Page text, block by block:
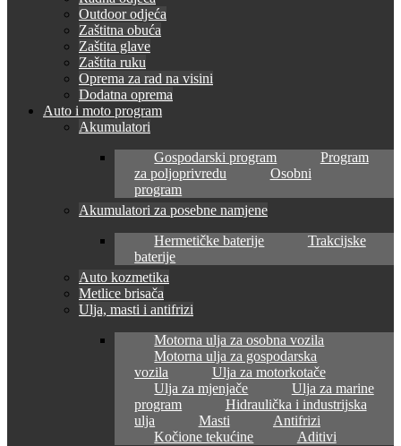
Outdoor odjeća
Zaštitna obuća
Zaštita glave
Zaštita ruku
Oprema za rad na visini
Dodatna oprema
Auto i moto program
Akumulatori
Gospodarski program
Program
za poljoprivredu
Osobni
program
Akumulatori za posebne namjene
Hermetičke baterije
Trakcijske
baterije
Auto kozmetika
Metlice brisača
Ulja, masti i antifrizi
Motorna ulja za osobna vozila
Motorna ulja za gospodarska
vozila
Ulja za motorkotače
Ulja za mjenjače
Ulja za marine
program
Hidraulička i industrijska
ulja
Masti
Antifrizi
Kočione tekućine
Aditivi